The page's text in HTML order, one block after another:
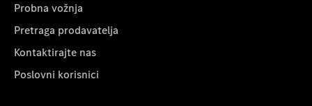
Probna vožnja
Pretraga prodavatelja
Kontaktirajte nas
Poslovni korisnici